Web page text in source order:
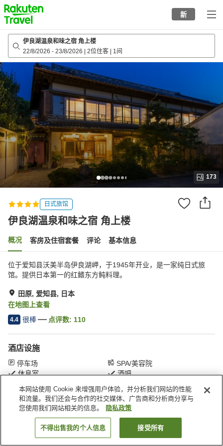
to
top
page
新
伊良湖温泉和味之宿 角上楼
22/8/2026 - 23/8/2026 2位住客 1间
173
日式旅馆
伊良湖温泉和味之宿 角上楼
概况 客房及住宿套餐 评论 基本信息
位于爱知县沃美半岛伊良湖岬，于1945年开业，是一家纯日式旅
馆。提供日本第一的红鳍东方鲀料理。
田原, 爱知县, 日本
在地图上查看
4.4 很棒 点评数: 110
酒店设施
停车场
SPA/美容院
休息室
酒吧
首页 日本 爱知县 田原 伊良湖温泉和味之宿 角上楼
搜索客房
本网站使用 Cookie 来增强用户体验，并分析我们网站的性能
和流量。我们还会与合作的社交媒体、广告商和分析商分享与
您使用我们网站相关的信息。
隐私政策
不得出售我的个人信息 接受所有